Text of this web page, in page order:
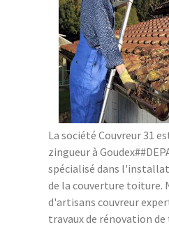
La société Couvreur 31
zingueur à
spécialisé dans
de la couverture toiture.
d'artisans couvreur
travaux de rénovation